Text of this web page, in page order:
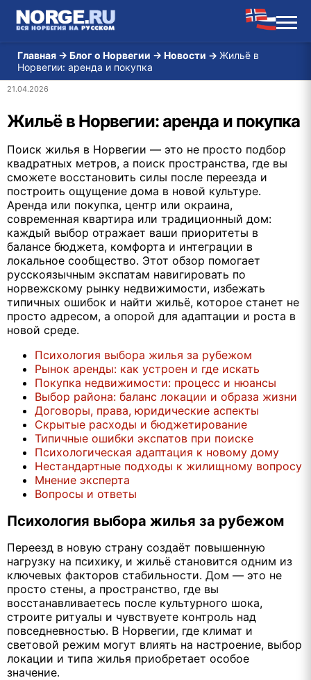
Главная → Блог о Норвегии → Новости → Жильё в
Норвегии: аренда и покупка
21.04.2026
Жильё в Норвегии: аренда и покупка
Поиск жилья в Норвегии — это не просто подбор
квадратных метров, а поиск пространства, где вы
сможете восстановить силы после переезда и
построить ощущение дома в новой культуре.
Аренда или покупка, центр или окраина,
современная квартира или традиционный дом:
каждый выбор отражает ваши приоритеты в
балансе бюджета, комфорта и интеграции в
локальное сообщество. Этот обзор помогает
русскоязычным экспатам навигировать по
норвежскому рынку недвижимости, избежать
типичных ошибок и найти жильё, которое станет не
просто адресом, а опорой для адаптации и роста в
новой среде.
Психология выбора жилья за рубежом
Рынок аренды: как устроен и где искать
Покупка недвижимости: процесс и нюансы
Выбор района: баланс локации и образа жизни
Договоры, права, юридические аспекты
Скрытые расходы и бюджетирование
Типичные ошибки экспатов при поиске
Психологическая адаптация к новому дому
Нестандартные подходы к жилищному вопросу
Мнение эксперта
Вопросы и ответы
Психология выбора жилья за рубежом
Переезд в новую страну создаёт повышенную
нагрузку на психику, и жильё становится одним из
ключевых факторов стабильности. Дом — это не
просто стены, а пространство, где вы
восстанавливаетесь после культурного шока,
строите ритуалы и чувствуете контроль над
повседневностью. В Норвегии, где климат и
световой режим могут влиять на настроение, выбор
локации и типа жилья приобретает особое
значение.